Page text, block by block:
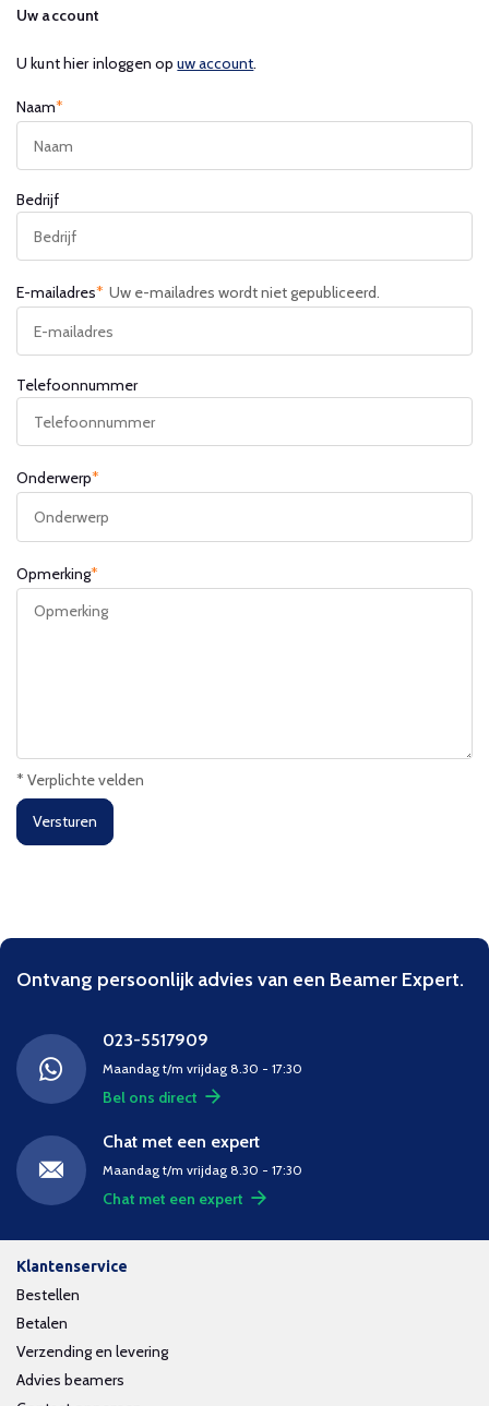
Uw account
U kunt hier inloggen opuw account.
Naam*
Bedrijf
E-mailadres* Uw e-mailadres wordt niet gepubliceerd.
Telefoonnummer
Onderwerp*
Opmerking*
* Verplichte velden
Versturen
Ontvang persoonlijk advies van een Beamer Expert.
023-5517909
Maandag t/m vrijdag 8.30 - 17:30
Bel ons direct
Chat met een expert
Maandag t/m vrijdag 8.30 - 17:30
Chat met een expert
Klantenservice
Bestellen
Betalen
Verzending en levering
Advies beamers